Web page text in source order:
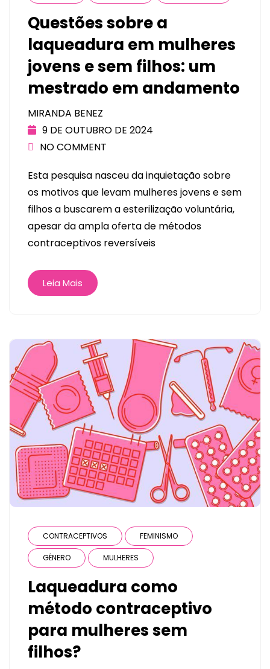
Questões sobre a
laqueadura em mulheres
jovens e sem filhos: um
mestrado em andamento
MIRANDA BENEZ
9 DE OUTUBRO DE 2024
NO COMMENT
Esta pesquisa nasceu da inquietação sobre
os motivos que levam mulheres jovens e sem
filhos a buscarem a esterilização voluntária,
apesar da ampla oferta de métodos
contraceptivos reversíveis
Leia Mais
CONTRACEPTIVOS FEMINISMO
GÊNERO MULHERES
Laqueadura como
método contraceptivo
para mulheres sem
filhos?